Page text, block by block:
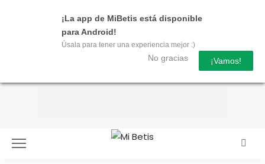
¡La app de MiBetis está disponible
para Android!
Úsala para tener una experiencia mejor :)
No gracias ¡Vamos!